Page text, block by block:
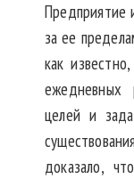
Предприятие
за ее
как
ежедневных
целей и
доказало,